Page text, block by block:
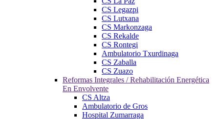
CS Legazpi
CS Lutxana
CS Markonzaga
CS Rekalde
CS Rontegi
Ambulatorio Txurdinaga
CS Zaballa
CS Zuazo
Reformas Integrales / Rehabilitación Energética
En Envolvente
CS Altza
Ambulatorio de Gros
Hospital Zumarraga